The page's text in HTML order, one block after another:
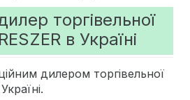
торгівельної
в Україні
дилером торгівельної